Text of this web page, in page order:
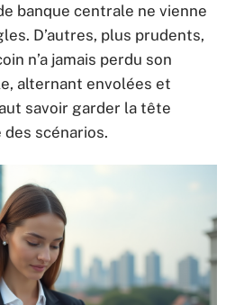
banque centrale ne vienne
D’autres, plus prudents,
n’a jamais perdu son
alternant envolées et
savoir garder la tête
scénarios.